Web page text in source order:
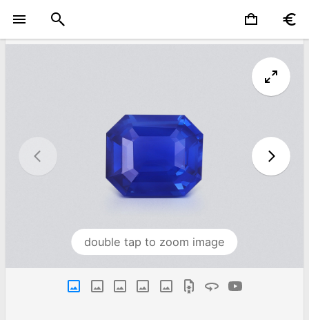
double tap to zoom image